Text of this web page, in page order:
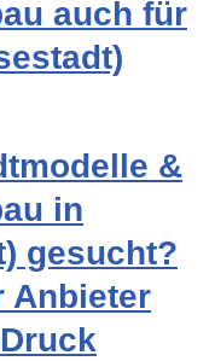
auch für
&
in
gesucht?
Anbieter